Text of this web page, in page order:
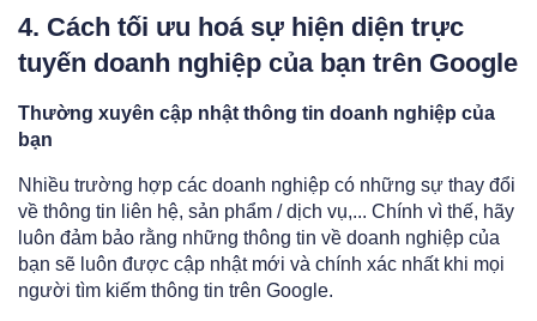
4. Cách tối ưu hoá sự hiện diện trực
tuyến doanh nghiệp của bạn trên Google
Thường xuyên cập nhật thông tin doanh nghiệp của
bạn
Nhiều trường hợp các doanh nghiệp có những sự thay đổi
về thông tin liên hệ, sản phẩm / dịch vụ,... Chính vì thế, hãy
luôn đảm bảo rằng những thông tin về doanh nghiệp của
bạn sẽ luôn được cập nhật mới và chính xác nhất khi mọi
người tìm kiếm thông tin trên Google.